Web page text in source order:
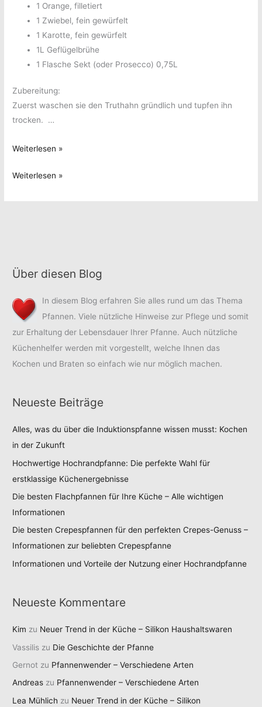
1 Orange, filletiert
1 Zwiebel, fein gewürfelt
1 Karotte, fein gewürfelt
1L Geflügelbrühe
1 Flasche Sekt (oder Prosecco) 0,75L
Zubereitung:
Zuerst waschen sie den Truthahn gründlich und tupfen ihn
trocken. …
Truthahn
Weiterlesen »
Truthahn
Weiterlesen »
Über diesen Blog
In diesem Blog erfahren Sie alles rund um das Thema
Pfannen. Viele nützliche Hinweise zur Pflege und somit
zur Erhaltung der Lebensdauer Ihrer Pfanne. Auch nützliche
Küchenhelfer werden mit vorgestellt, welche Ihnen das
Kochen und Braten so einfach wie nur möglich machen.
Neueste Beiträge
Alles, was du über die Induktionspfanne wissen musst: Kochen
in der Zukunft
Hochwertige Hochrandpfanne: Die perfekte Wahl für
erstklassige Küchenergebnisse
Die besten Flachpfannen für Ihre Küche – Alle wichtigen
Informationen
Die besten Crepespfannen für den perfekten Crepes-Genuss –
Informationen zur beliebten Crepespfanne
Informationen und Vorteile der Nutzung einer Hochrandpfanne
Neueste Kommentare
Kim zu Neuer Trend in der Küche – Silikon Haushaltswaren
Vassilis zu Die Geschichte der Pfanne
Gernot zu Pfannenwender – Verschiedene Arten
Andreas zu Pfannenwender – Verschiedene Arten
Lea Mühlich zu Neuer Trend in der Küche – Silikon